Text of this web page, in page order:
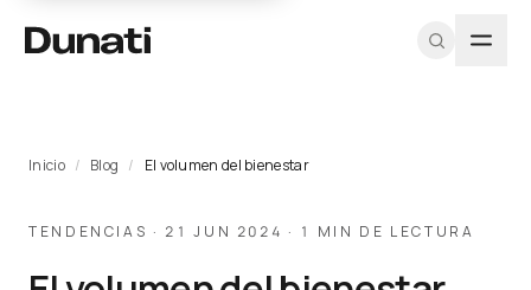
Soft
PDF
PROFESIONAL
como
arquitecto
Texturas y
Muestras
Equipo
Diseñadores
Blog
Inicio / Blog / El volumen del bienestar
TENDENCIAS · 21 JUN 2024 · 1 MIN DE LECTURA